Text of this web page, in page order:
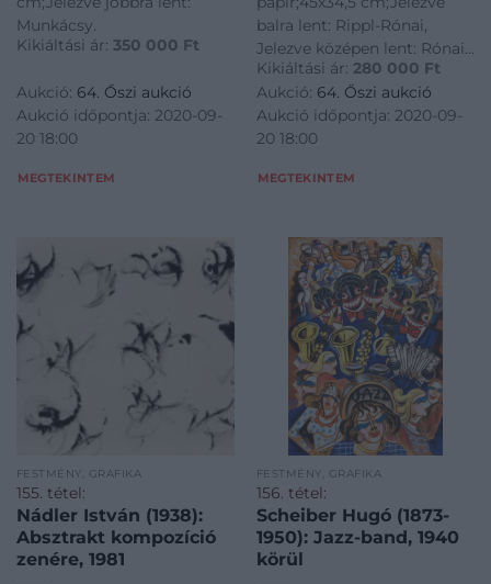
Munkácsy.
Kikiáltási ár: 350 000 Ft
Aukció: 64. Őszi aukció
Aukció időpontja: 2020-09-
20 18:00
MEGTEKINTEM
balra lent: Rippl-Rónai,
Jelezve középen lent: Rónai,
Jelezve jobbra lent: RR
Kikiáltási ár: 280 000 Ft
Aukció: 64. Őszi aukció
Aukció időpontja: 2020-09-
20 18:00
MEGTEKINTEM
FESTMÉNY, GRAFIKA
155. tétel:
Nádler István (1938):
Absztrakt kompozíció
zenére, 1981
FESTMÉNY, GRAFIKA
156. tétel:
Scheiber Hugó (1873-
1950): Jazz-band, 1940
körül